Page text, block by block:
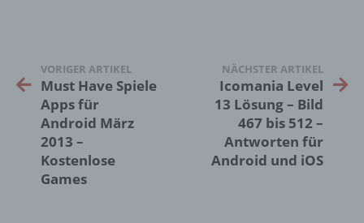
VORIGER ARTIKEL
Must Have Spiele
Apps für
Android März
2013 –
Kostenlose
Games
NÄCHSTER ARTIKEL
Icomania Level
13 Lösung – Bild
467 bis 512 –
Antworten für
Android und iOS
Person, Behörde, Einrichtung oder andere
Stelle, der personenbezogene Daten
offengelegt werden, unabhängig davon, ob
es sich bei ihr um einen Dritten handelt oder
nicht. Behörden, die im Rahmen eines
bestimmten Untersuchungsauftrags nach
dem Unionsrecht oder dem Recht der
Mitgliedstaaten möglicherweise